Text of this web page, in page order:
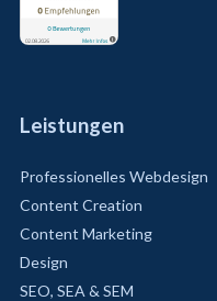
Leistungen
Professionelles Webdesign
Content Creation
Content Marketing
Design
SEO, SEA & SEM